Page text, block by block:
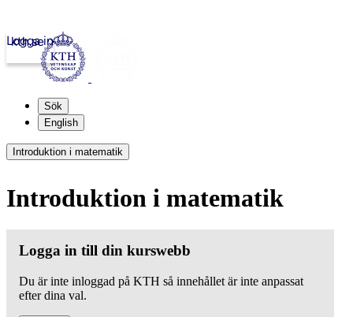
kth.se
Logga in
Sök
English
Introduktion i matematik
Introduktion i matematik
Logga in till din kurswebb
Du är inte inloggad på KTH så innehållet är inte anpassat
efter dina val.